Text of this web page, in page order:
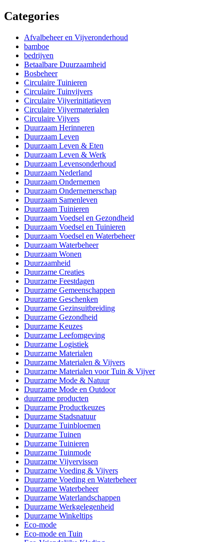
Categories
Afvalbeheer en Vijveronderhoud
bamboe
bedrijven
Betaalbare Duurzaamheid
Bosbeheer
Circulaire Tuinieren
Circulaire Tuinvijvers
Circulaire Vijverinitiatieven
Circulaire Vijvermaterialen
Circulaire Vijvers
Duurzaam Herinneren
Duurzaam Leven
Duurzaam Leven & Eten
Duurzaam Leven & Werk
Duurzaam Levensonderhoud
Duurzaam Nederland
Duurzaam Ondernemen
Duurzaam Ondernemerschap
Duurzaam Samenleven
Duurzaam Tuinieren
Duurzaam Voedsel en Gezondheid
Duurzaam Voedsel en Tuinieren
Duurzaam Voedsel en Waterbeheer
Duurzaam Waterbeheer
Duurzaam Wonen
Duurzaamheid
Duurzame Creaties
Duurzame Feestdagen
Duurzame Gemeenschappen
Duurzame Geschenken
Duurzame Gezinsuitbreiding
Duurzame Gezondheid
Duurzame Keuzes
Duurzame Leefomgeving
Duurzame Logistiek
Duurzame Materialen
Duurzame Materialen & Vijvers
Duurzame Materialen voor Tuin & Vijver
Duurzame Mode & Natuur
Duurzame Mode en Outdoor
duurzame producten
Duurzame Productkeuzes
Duurzame Stadsnatuur
Duurzame Tuinbloemen
Duurzame Tuinen
Duurzame Tuinieren
Duurzame Tuinmode
Duurzame Vijvervissen
Duurzame Voeding & Vijvers
Duurzame Voeding en Waterbeheer
Duurzame Waterbeheer
Duurzame Waterlandschappen
Duurzame Werkgelegenheid
Duurzame Winkeltips
Eco-mode
Eco-mode en Tuin